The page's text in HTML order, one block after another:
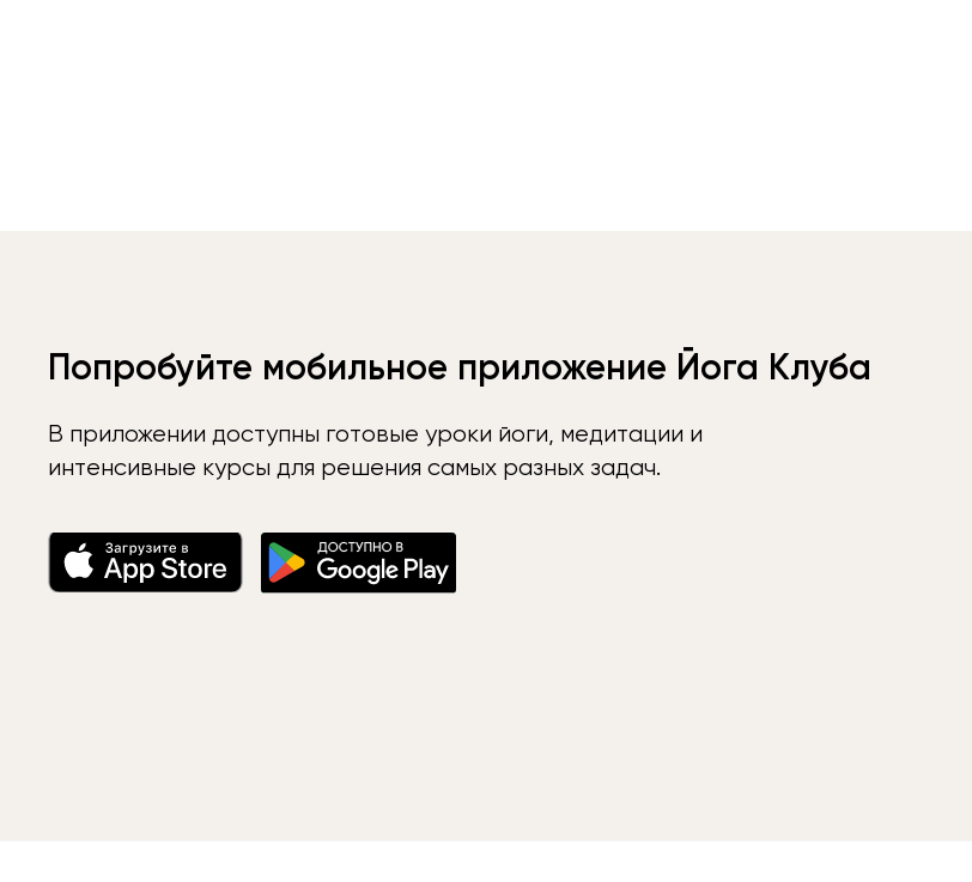
Попробуйте мобильное приложение Йога Клуба
В приложении доступны готовые уроки йоги, медитации и
интенсивные курсы для решения самых разных задач.